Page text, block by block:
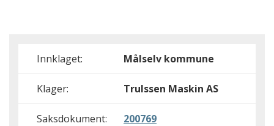
Innklaget: Målselv kommune
Klager: Trulssen Maskin AS
Saksdokument: 200769